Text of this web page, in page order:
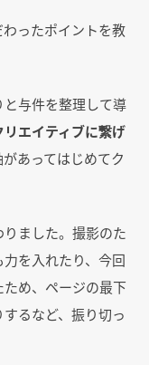
ったポイントを教
与件を整理して導
エイティブに繋げ
あってはじめてク
ました。撮影のた
を入れたり、今回
め、ページの最下
るなど、振り切っ